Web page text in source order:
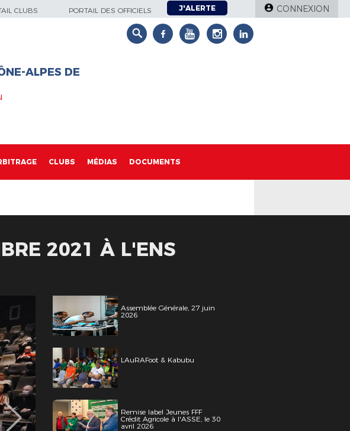
CLUBS PORTAIL DES OFFICIELS J'ALERTE CONNEXION
ALPES DE
CLUBS MÉDIAS DOCUMENTS
2021 À L'ENS
Assemblée Générale, 27 juin
2026
LAuRAFoot & Kabubu
Remise label Jeunes FFF
Crédit Agricole à l'ASSE, le 30
avril 2026